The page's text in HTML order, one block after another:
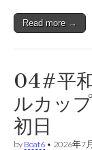
Read more →
04#平
ルカッ
初日
by Boat6 • 2026年7